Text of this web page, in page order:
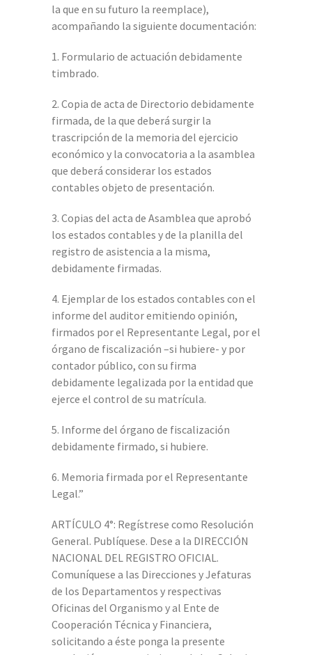
la que en su futuro la reemplace),
acompañando la siguiente documentación:
1. Formulario de actuación debidamente
timbrado.
2. Copia de acta de Directorio debidamente
firmada, de la que deberá surgir la
trascripción de la memoria del ejercicio
económico y la convocatoria a la asamblea
que deberá considerar los estados
contables objeto de presentación.
3. Copias del acta de Asamblea que aprobó
los estados contables y de la planilla del
registro de asistencia a la misma,
debidamente firmadas.
4. Ejemplar de los estados contables con el
informe del auditor emitiendo opinión,
firmados por el Representante Legal, por el
órgano de fiscalización –si hubiere- y por
contador público, con su firma
debidamente legalizada por la entidad que
ejerce el control de su matrícula.
5. Informe del órgano de fiscalización
debidamente firmado, si hubiere.
6. Memoria firmada por el Representante
Legal.”
ARTÍCULO 4°: Regístrese como Resolución
General. Publíquese. Dese a la DIRECCIÓN
NACIONAL DEL REGISTRO OFICIAL.
Comuníquese a las Direcciones y Jefaturas
de los Departamentos y respectivas
Oficinas del Organismo y al Ente de
Cooperación Técnica y Financiera,
solicitando a éste ponga la presente